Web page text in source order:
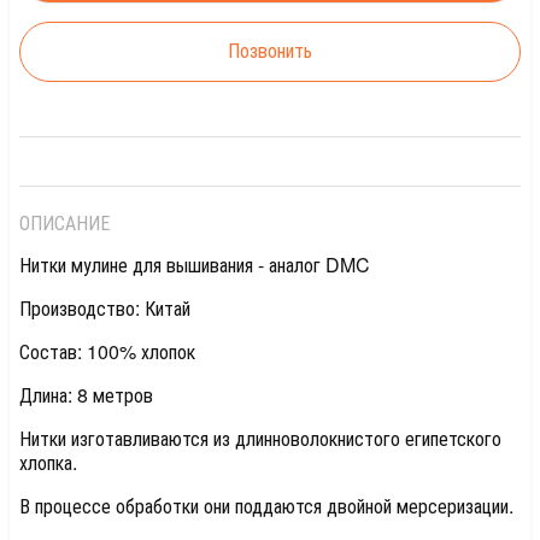
Позвонить
ОПИСАНИЕ
Нитки мулине для вышивания - аналог DMC
Производство: Китай
Состав: 100% хлопок
Длина: 8 метров
Нитки изготавливаются из длинноволокнистого египетского
хлопка.
В процессе обработки они поддаются двойной мерсеризации.